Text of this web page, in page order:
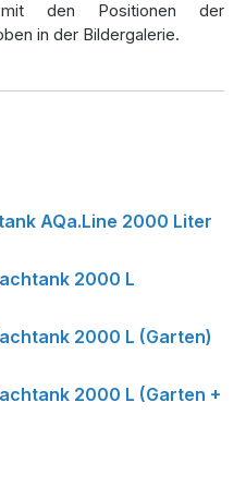
sortenreinem
die Zisterne durch ihre
wodurch ein nahtloser,
für zusätzliche Stabilität,
% recycelbar – eine
Zisterne 2000 Liter bieten
den Positionen der
in der Bildergalerie.
AQa.Line 2000 Liter
2000 L
2000 L (Garten)
2000 L (Garten +